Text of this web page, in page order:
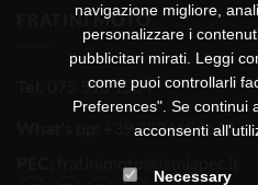
FRATINI MOTO
075 518 1504
+39 3334656649
navigazione migliore,
personalizzare i
pubblicitari mirati. Leggi
come puoi controllarli
Preferences". Se continui
acconsenti
Necessary